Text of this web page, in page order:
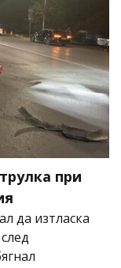
при
да изтласка